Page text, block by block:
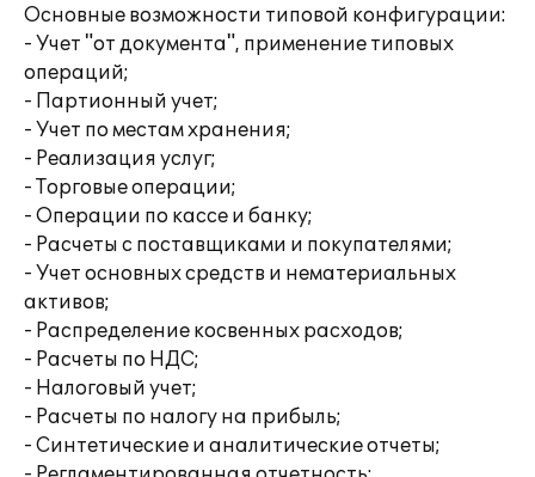
Основные возможности типовой конфигурации:
- Учет "от документа", применение типовых
операций;
- Партионный учет;
- Учет по местам хранения;
- Реализация услуг;
- Торговые операции;
- Операции по кассе и банку;
- Расчеты с поставщиками и покупателями;
- Учет основных средств и нематериальных
активов;
- Распределение косвенных расходов;
- Расчеты по НДС;
- Налоговый учет;
- Расчеты по налогу на прибыль;
- Синтетические и аналитические отчеты;